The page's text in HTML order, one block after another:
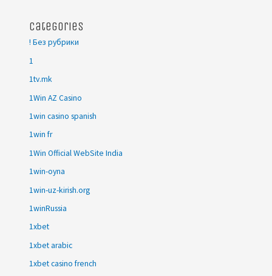
Categories
! Без рубрики
1
1tv.mk
1Win AZ Casino
1win casino spanish
1win fr
1Win Official WebSite India
1win-oyna
1win-uz-kirish.org
1winRussia
1xbet
1xbet arabic
1xbet casino french